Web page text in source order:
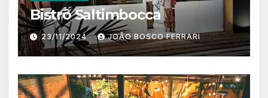
Bistrô Saltimbocca
23/11/2024 JOÃO BOSCO FERRARI